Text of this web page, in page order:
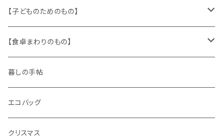
キャラクター
ピノキオ
文房具
木製品
ミニチュア、ドールハウス
パズル、ゲーム
古本、古雑誌、古えほん
古レコード
古せっけん
ラッピングペーパー、壁紙
ガラス
プラスチック
紙
トリム
ワッペン
キッチンクロス、ナプキン
ニット
布地
【子どものためのもの】
身に着けるもの
【食卓まわりのもの】
ガラス
花びん
小物入れ
陶磁器
カップアンドソーサー
木製品
暮しの手帖
エコバッグ
クリスマス